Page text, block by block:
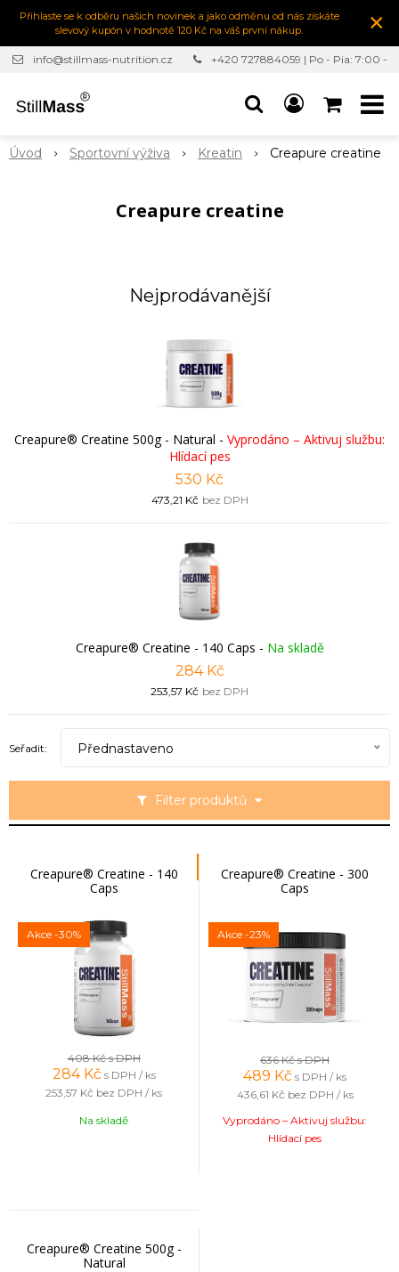
Přihlaste se k odběru našich novinek a jako odměnu od nás získáte
slevový kupón v hodnotě 120 Kč na váš první nákup.
×
info@stillmass-nutrition.cz
+420 727884059 | Po - Pia: 7:00 -
Úvod Sportovní výživa Kreatin Creapure creatine
Creapure creatine
Nejprodávanější
Creapure® Creatine 500g - Natural - Vyprodáno – Aktivuj službu:
Hlídací pes
530 Kč
473,21 Kč bez DPH
Creapure® Creatine - 140 Caps - Na skladě
284 Kč
253,57 Kč bez DPH
Filter produktů
Seřadit: Přednastaveno
Creapure® Creatine - 140
Caps
Akce -30%
408 Kčs DPH
284 Kč s DPH / ks
253,57 Kč bez DPH / ks
Na skladě
Creapure® Creatine - 300
Caps
Akce -23%
636 Kčs DPH
489 Kč s DPH / ks
436,61 Kč bez DPH / ks
Vyprodáno – Aktivuj službu:
Hlídací pes
Creapure® Creatine 500g -
Natural